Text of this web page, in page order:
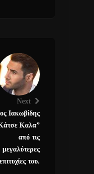
Next
Ιακωβίδης
Καλα”
από τις
μεγαλύτερες
επιτυχίες του.